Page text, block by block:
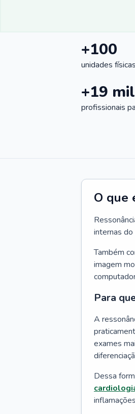
+100
unidades físicas
+19 mil
profissionais
O que
internas
Também
imagem
Para
A
exames
Dessa